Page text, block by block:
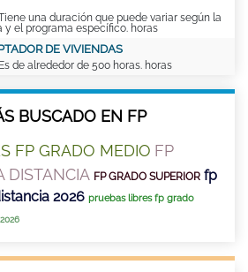
una duración que puede variar según la
el programa específico. horas
DE VIVIENDAS
de alrededor de 500 horas. horas
BUSCADO EN FP
FP GRADO MEDIO FP
DISTANCIA FP GRADO SUPERIOR fp
2026 pruebas libres fp grado